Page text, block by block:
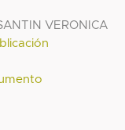
VERONICA